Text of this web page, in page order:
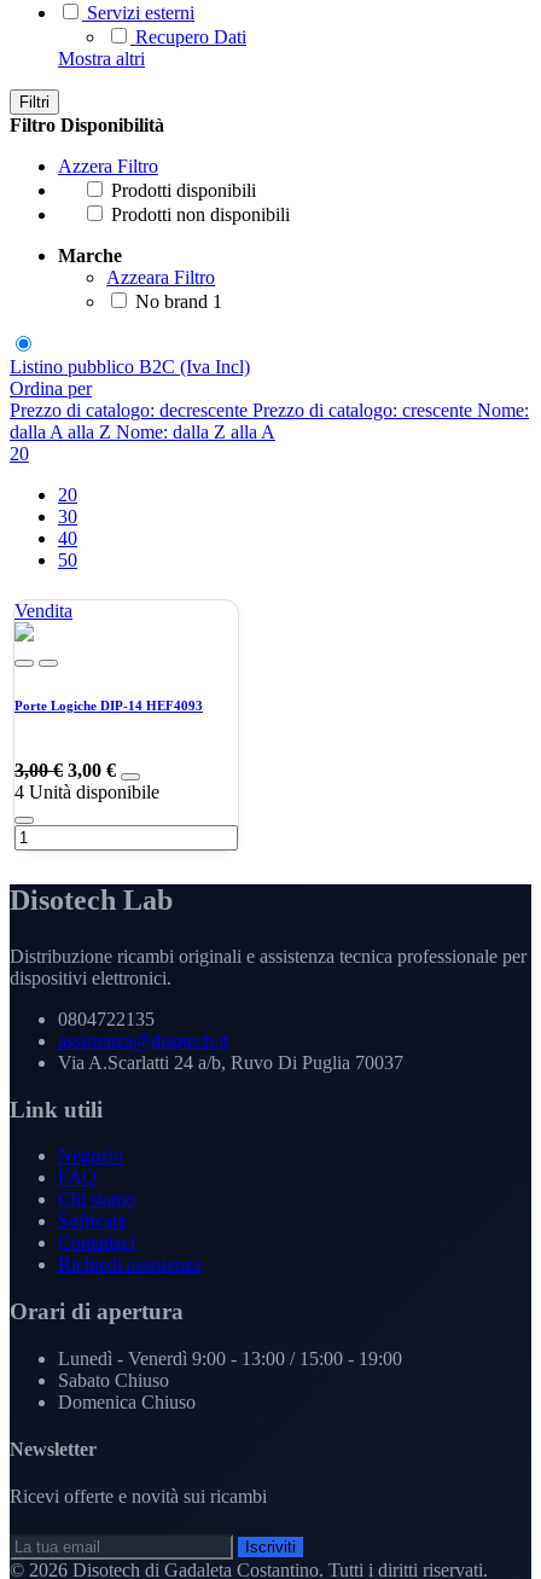
Servizi esterni
Recupero Dati
Mostra altri
Filtri
Filtro Disponibilità
Azzera Filtro
Prodotti disponibili
Prodotti non disponibili
Marche
Azzeara Filtro
No brand 1
Listino pubblico B2C (Iva Incl)
Ordina per
Prezzo di catalogo: decrescente Prezzo di catalogo: crescente Nome:
dalla A alla Z Nome: dalla Z alla A
20
20
30
40
50
Vendita
Porte Logiche DIP-14 HEF4093
3,00€ 3,00 €
4 Unità disponibile
Disotech Lab
Distribuzione ricambi originali e assistenza tecnica professionale per
dispositivi elettronici.
0804722135
assistenza@disotech.it
Via A.Scarlatti 24 a/b, Ruvo Di Puglia 70037
Link utili
Negozio
FAQ
Chi siamo
Software
Contattaci
Richiedi assistenza
Orari di apertura
Lunedì - Venerdì 9:00 - 13:00 / 15:00 - 19:00
Sabato Chiuso
Domenica Chiuso
Newsletter
Ricevi offerte e novità sui ricambi
Iscriviti
© 2026 Disotech di Gadaleta Costantino. Tutti i diritti riservati.